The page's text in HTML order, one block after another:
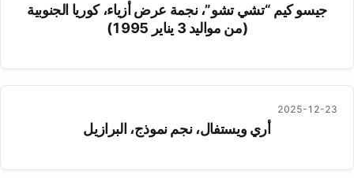
جيسو كيم “تشي تشو”، نجمة عرض أزياء، كوريا الجنوبية
(من مواليد 3 يناير 1995)
2025-12-23
أري ويستفال، نجم نموذج، البرازيل